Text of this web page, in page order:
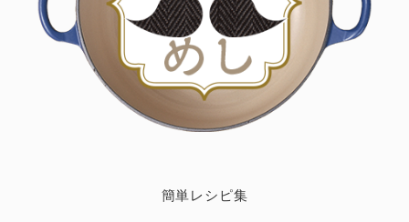
簡単レシピ集